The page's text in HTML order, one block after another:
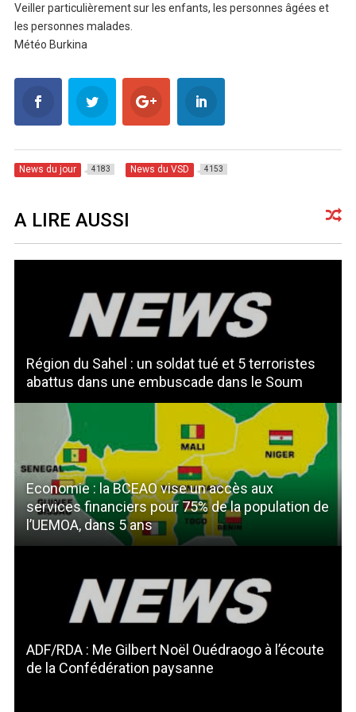
Veiller particulièrement sur les enfants, les personnes âgées et
les personnes malades.
Météo Burkina
News du jour 4183 News du VSD 4153
A LIRE AUSSI
Région du Sahel : un soldat tué et 5 terroristes
abattus dans une embuscade dans le Soum
Economie : la BCEAO vise un accès aux
services financiers pour 75% de la population de
l’UEMOA, dans 5 ans
ADF/RDA : Me Gilbert Noël Ouédraogo à l’écoute
de la Confédération paysanne